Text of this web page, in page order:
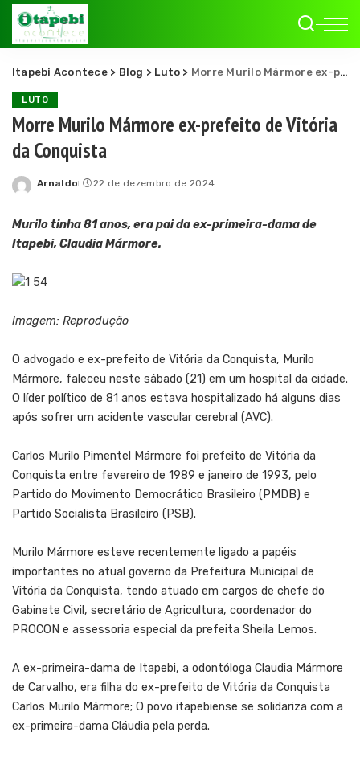
Itapebi Acontece> Blog > Luto > Morre Murilo Mármore ex-prefeito de Vitória da Conquista
LUTO
Morre Murilo Mármore ex-prefeito de Vitória
da Conquista
Posted
Arnaldo 22 de dezembro de 2024
Murilo tinha 81 anos, era pai da ex-primeira-dama de
Itapebi, Claudia Mármore.
Imagem: Reprodução
O advogado e ex-prefeito de Vitória da Conquista, Murilo
Mármore, faleceu neste sábado (21) em um hospital da cidade.
O líder político de 81 anos estava hospitalizado há alguns dias
após sofrer um acidente vascular cerebral (AVC).
Carlos Murilo Pimentel Mármore foi prefeito de Vitória da
Conquista entre fevereiro de 1989 e janeiro de 1993, pelo
Partido do Movimento Democrático Brasileiro (PMDB) e
Partido Socialista Brasileiro (PSB).
Murilo Mármore esteve recentemente ligado a papéis
importantes no atual governo da Prefeitura Municipal de
Vitória da Conquista, tendo atuado em cargos de chefe do
Gabinete Civil, secretário de Agricultura, coordenador do
PROCON e assessoria especial da prefeita Sheila Lemos.
A ex-primeira-dama de Itapebi, a odontóloga Claudia Mármore
de Carvalho, era filha do ex-prefeito de Vitória da Conquista
Carlos Murilo Mármore; O povo itapebiense se solidariza com a
ex-primeira-dama Cláudia pela perda.